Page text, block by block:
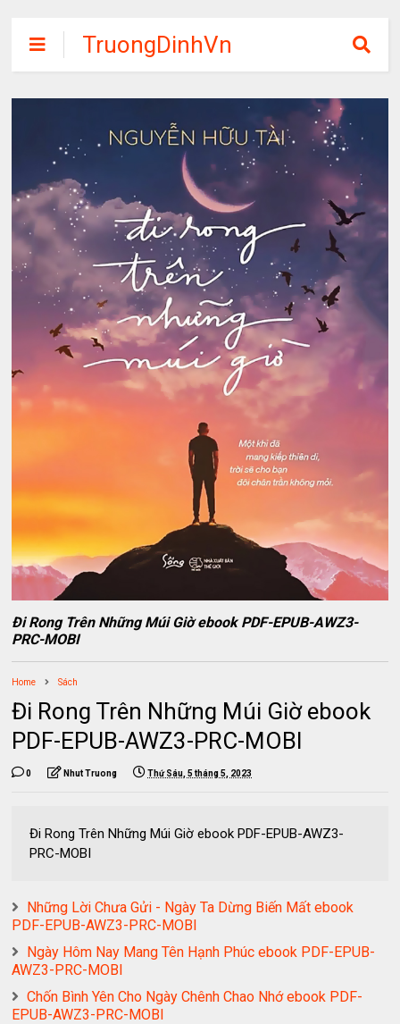
TruongDinhVn
Chia sẽ ebook,
các khóa học,
phần mềm học
tập miễn phí
Đi Rong Trên Những Múi Giờ ebook PDF-EPUB-AWZ3-
PRC-MOBI
Home Sách
Đi Rong Trên Những Múi Giờ ebook
PDF-EPUB-AWZ3-PRC-MOBI
0 Nhut Truong Thứ Sáu, 5 tháng 5, 2023
Đi Rong Trên Những Múi Giờ ebook PDF-EPUB-AWZ3-
PRC-MOBI
Những Lời Chưa Gửi - Ngày Ta Dừng Biến Mất ebook
PDF-EPUB-AWZ3-PRC-MOBI
Ngày Hôm Nay Mang Tên Hạnh Phúc ebook PDF-EPUB-
AWZ3-PRC-MOBI
Chốn Bình Yên Cho Ngày Chênh Chao Nhớ ebook PDF-
EPUB-AWZ3-PRC-MOBI